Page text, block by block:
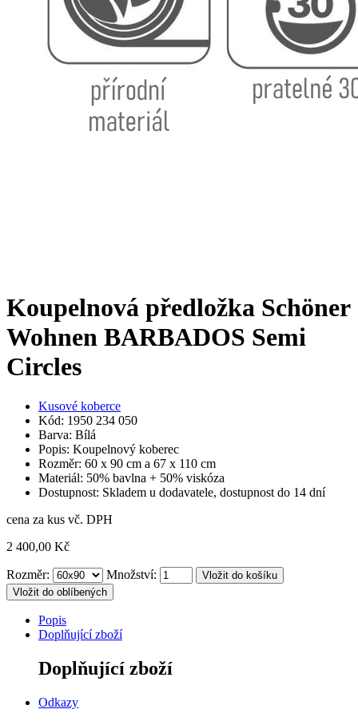
Koupelnová předložka Schöner
Wohnen BARBADOS Semi
Circles
Kusové koberce
Kód: 1950 234 050
Barva: Bílá
Popis: Koupelnový koberec
Rozměr: 60 x 90 cm a 67 x 110 cm
Materiál: 50% bavlna + 50% viskóza
Dostupnost: Skladem u dodavatele, dostupnost do 14 dní
cena za kus vč. DPH
2 400,00 Kč
Rozměr: Množství:
Vložit do oblíbených
Popis
Doplňující zboží
Doplňující zboží
Odkazy